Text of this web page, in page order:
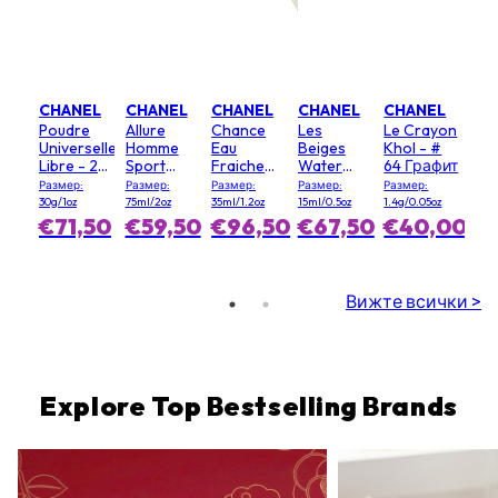
CHANEL
Poudre
Universelle
Libre - 20
(Clair)
Размер:
30g/1oz
€71,50
CHANEL
Allure
Homme
Sport
Дезодорант
Стик
Размер:
75ml/2oz
€59,50
CHANEL
Chance
Eau
Fraiche
Спрей за
Коса
Размер:
35ml/1.2oz
€96,50
CHANEL
Les
Beiges
Water
Fresh
Blush - #
Светлорозов
Размер:
15ml/0.5oz
€67,50
CHANEL
Le Crayon
Khol - #
64 Графит
Размер:
1.4g/0.05oz
€40,00
Вижте всички >
Explore Top Bestselling Brands